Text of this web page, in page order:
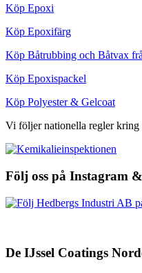
Köp Epoxi
Köp Epoxifärg
Köp Båtrubbing och Båtvax
Köp Epoxispackel
Köp Polyester & Gelcoat
Vi följer nationella regler
Följ oss på Instagram
De IJssel Coatings